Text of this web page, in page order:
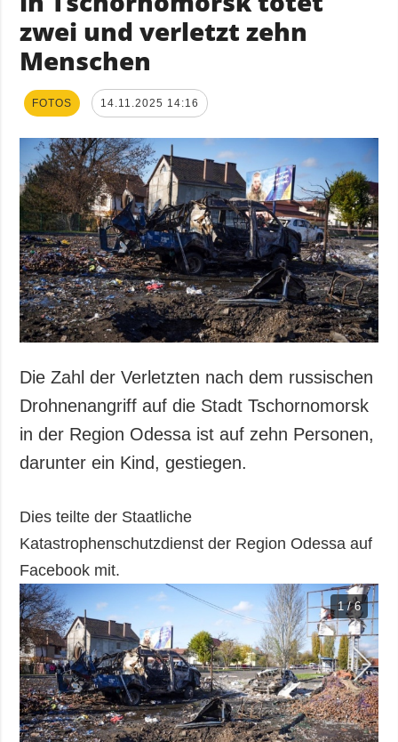
zwei und verletzt zehn
Menschen
FOTOS 14.11.2025 14:16
Die Zahl der Verletzten nach dem russischen
Drohnenangriff auf die Stadt Tschornomorsk
in der Region Odessa ist auf zehn Personen,
darunter ein Kind, gestiegen.
Dies teilte der Staatliche
Katastrophenschutzdienst der Region Odessa auf
Facebook mit.
1 / 6